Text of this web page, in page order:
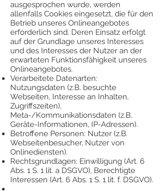
ausgesprochen wurde, werden
allenfalls Cookies eingesetzt, die für den
Betrieb unseres Onlineangebotes
erforderlich sind. Deren Einsatz erfolgt
auf der Grundlage unseres Interesses
und des Interesses der Nutzer an der
erwarteten Funktionsfähigkeit unseres
Onlineangebotes.
Verarbeitete Datenarten:
Nutzungsdaten (z.B. besuchte
Webseiten, Interesse an Inhalten,
Zugriffszeiten),
Meta-/Kommunikationsdaten (z.B.
Geräte-Informationen, IP-Adressen).
Betroffene Personen: Nutzer (z.B.
Webseitenbesucher, Nutzer von
Onlinediensten).
Rechtsgrundlagen: Einwilligung (Art. 6
Abs. 1 S. 1 lit. a DSGVO), Berechtigte
Interessen (Art. 6 Abs. 1 S. 1 lit. f. DSGVO).